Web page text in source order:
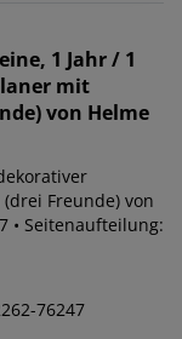
1 Jahr / 1
mit
von Helme
Freunde) von
• Seitenaufteilung:
76247